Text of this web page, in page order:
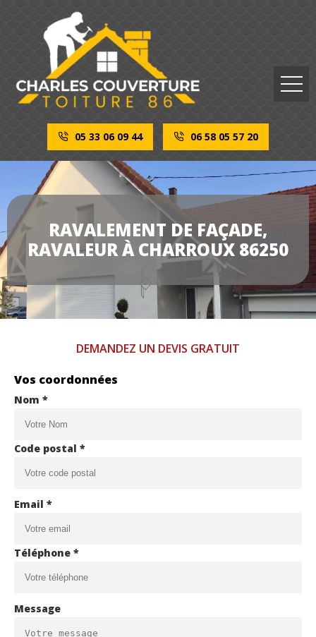
05 33 06 09 44 06 58 05 57 20
RAVALEMENT DE FAÇADE,
RAVALEUR À CHARROUX 86250
DEMANDEZ UN DEVIS GRATUIT
Vos coordonnées
Nom *
Code postal *
Email *
Téléphone *
Message